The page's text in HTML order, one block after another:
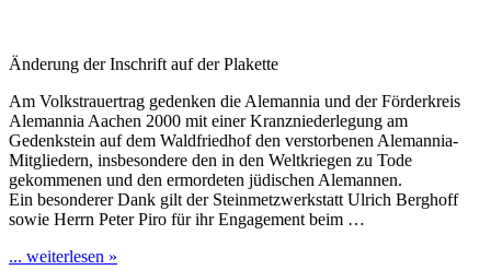
Änderung der Inschrift auf der Plakette
Am Volkstrauertrag gedenken die Alemannia und der Förderkreis
Alemannia Aachen 2000 mit einer Kranzniederlegung am
Gedenkstein auf dem Waldfriedhof den verstorbenen Alemannia-
Mitgliedern, insbesondere den in den Weltkriegen zu Tode
gekommenen und den ermordeten jüdischen Alemannen.
Ein besonderer Dank gilt der Steinmetzwerkstatt Ulrich Berghoff
sowie Herrn Peter Piro für ihr Engagement beim …
... weiterlesen »